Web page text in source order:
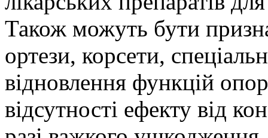
Також можуть бути
ортези, корсети,
відновлення функцій
відсутності ефекту від